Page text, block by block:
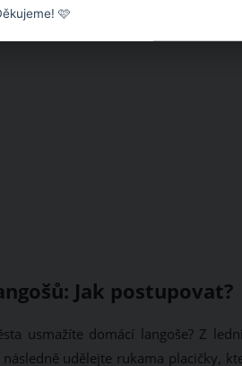
Jak postupovat?
usmažíte domácí langoše? Z
udělejte rukama placičky,
🩷